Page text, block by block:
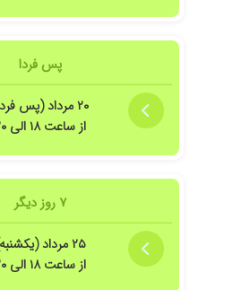
پس فردا
۲۰ مرداد (پس فردا)
از ساعت ۱۸ الی ۲۰
۷ روز دیگر
۲۵ مرداد (یکشنبه)
از ساعت ۱۸ الی ۲۰